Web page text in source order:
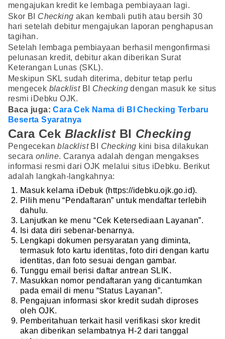
mengajukan kredit ke lembaga pembiayaan lagi.
Skor BI Checking akan kembali putih atau bersih 30
hari setelah debitur mengajukan laporan penghapusan
tagihan.
Setelah lembaga pembiayaan berhasil mengonfirmasi
pelunasan kredit, debitur akan diberikan Surat
Keterangan Lunas (SKL).
Meskipun SKL sudah diterima, debitur tetap perlu
mengecek blacklistBI Checking dengan masuk ke situs
resmi iDebku OJK.
Baca juga:Cara Cek Nama di BI Checking Terbaru
Beserta Syaratnya
Cara Cek BlacklistBI Checking
PengecekanblacklistBI Checking kini bisa dilakukan
secara online. Caranya adalah dengan mengakses
informasi resmi dari OJK melalui situs iDebku. Berikut
adalah langkah-langkahnya:
Masuk kelama iDebuk (https://idebku.ojk.go.id).
Pilih menu “Pendaftaran” untuk mendaftar terlebih
dahulu.
Lanjutkan ke menu “Cek Ketersediaan Layanan”.
Isi data diri sebenar-benarnya.
Lengkapi dokumen persyaratan yang diminta,
termasuk foto kartu identitas, foto diri dengan kartu
identitas, dan foto sesuai dengan gambar.
Tunggu email berisi daftar antrean SLIK.
Masukkan nomor pendaftaran yang dicantumkan
pada email di menu “Status Layanan”.
Pengajuan informasi skor kredit sudah diproses
oleh OJK.
Pemberitahuan terkait hasil verifikasi skor kredit
akan diberikan selambatnya H-2 dari tanggal